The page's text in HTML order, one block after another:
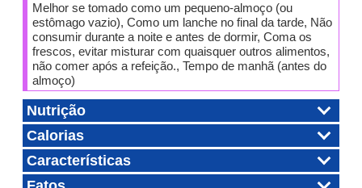
Melhor se tomado como um pequeno-almoço (ou
estômago vazio), Como um lanche no final da tarde, Não
consumir durante a noite e antes de dormir, Coma os
frescos, evitar misturar com quaisquer outros alimentos,
não comer após a refeição., Tempo de manhã (antes do
almoço)
Nutrição
Calorias
Características